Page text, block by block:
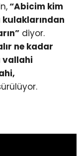
“Abicim kim
kulaklarından
diyor.
ne kadar
vallahi